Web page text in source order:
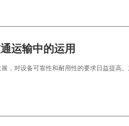
运输中的运用
，对设备可靠性和耐用性的要求日益提高